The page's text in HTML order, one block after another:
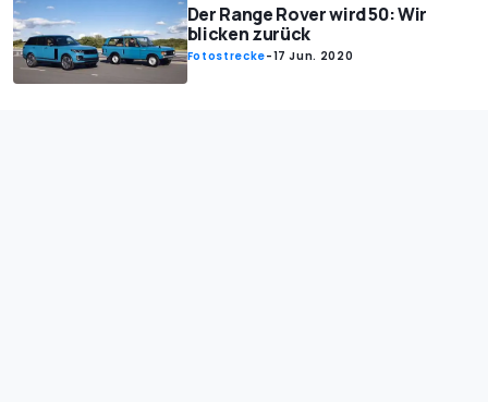
Der Range Rover wird 50: Wir
blicken zurück
Fotostrecke-17 Jun. 2020